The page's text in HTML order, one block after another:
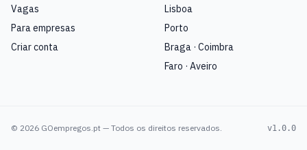
Vagas
Para empresas
Criar conta
Lisboa
Porto
Braga · Coimbra
Faro · Aveiro
© 2026 GOempregos.pt — Todos os direitos reservados. v1.0.0